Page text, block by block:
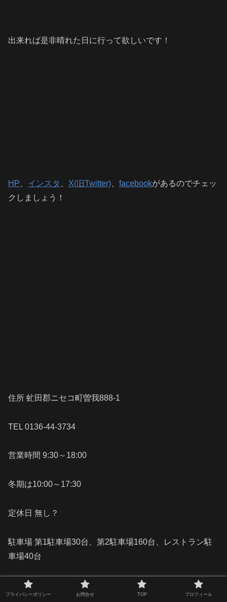
出来れば是非晴れた日に行って欲しいです！
HP インスタ X(旧Twitter) facebookがあるのでチェッ
クしましょう！
住所 虻田郡ニセコ町曽我888-1
TEL 0136-44-3734
営業時間 9:30～18:00
冬期は10:00～17:30
定休日 無し？
駐車場 第1駐車場30台、第2駐車場160台、レストラン駐
車場40台
プライバシーポリシー お問合せ TOP プロフィール